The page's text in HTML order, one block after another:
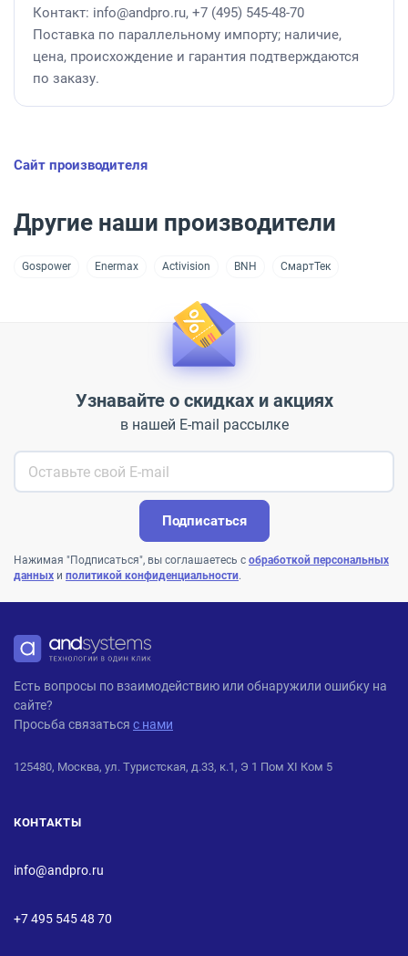
Контакт: info@andpro.ru, +7 (495) 545-48-70
Поставка по параллельному импорту; наличие,
цена, происхождение и гарантия подтверждаются
по заказу.
Сайт производителя
Другие наши производители
Gospower Enermax Activision BNH СмартТек
Узнавайте о скидках и акциях
в нашей E-mail рассылке
Подписаться
Нажимая "Подписаться", вы соглашаетесь с обработкой персональных
данных и политикой конфиденциальности.
ANDPRO
Есть вопросы по взаимодействию или обнаружили ошибку на
сайте?
Просьба связаться с нами
125480, Москва, ул. Туристская, д.33, к.1, Э 1 Пом XI Ком 5
КОНТАКТЫ
info@andpro.ru
+7 495 545 48 70